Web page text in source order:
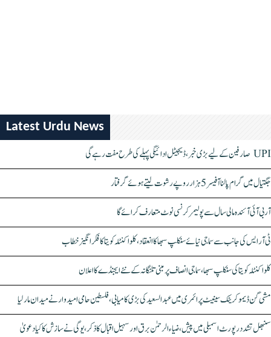
Latest Urdu News
UPI صارفین کے لیے بڑی خبر، ڈیجیٹل ادائیگی پہلے کی طرح مفت رہے گی
جگتیال میں گرام پالنا آفیسر 5 ہزار روپے رشوت لیتے ہوئے گرفتار
آر بی آئی آئندہ مالی سال سے پولیمر کرنسی نوٹ متعارف کرائے گا
ٹی آر ایس کی جانب سے سماجی نیائے سنکلپ سبھا کا انعقاد، کلواکنٹلہ کویتا کا فکر انگیز خطاب
کلواکنٹلہ کویتا کی سنکلپ سبھا، سماجی انصاف پر مبنی تلنگانہ کے نئے ایجنڈے کا اعلان
مشی گن ڈیموکریٹک سینیٹ پرائمری میں عبدالسعید کی بڑی کامیابی، فلسطین حامی امیدوار نے میدان مار لیا
سنبھل تشدد رپورٹ اسمبلی میں پیش، ضیاء الرحمٰن برق اور سہیل اقبال کا ذکر، یوگی نے سازش کا کیا دعویٰ